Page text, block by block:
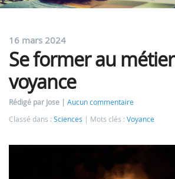
16 mars 2024
Se former au
voyance
Rédigé par Jose
Aucun commentaire
Classé dans : Sciences Mots clés : Voyance